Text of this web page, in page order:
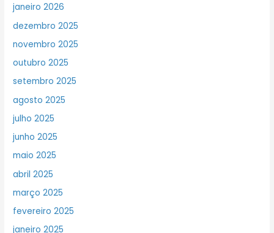
janeiro 2026
dezembro 2025
novembro 2025
outubro 2025
setembro 2025
agosto 2025
julho 2025
junho 2025
maio 2025
abril 2025
março 2025
fevereiro 2025
janeiro 2025